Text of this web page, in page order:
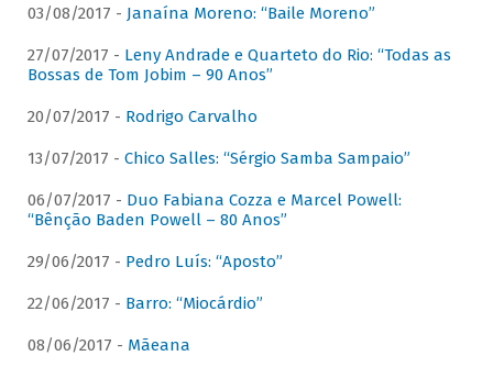
03/08/2017 - Janaína Moreno: “Baile Moreno”
27/07/2017 - Leny Andrade e Quarteto do Rio: “Todas as
Bossas de Tom Jobim – 90 Anos”
20/07/2017 - Rodrigo Carvalho
13/07/2017 - Chico Salles: “Sérgio Samba Sampaio”
06/07/2017 - Duo Fabiana Cozza e Marcel Powell:
“Bênção Baden Powell – 80 Anos”
29/06/2017 - Pedro Luís: “Aposto”
22/06/2017 - Barro: “Miocárdio”
08/06/2017 - Mãeana